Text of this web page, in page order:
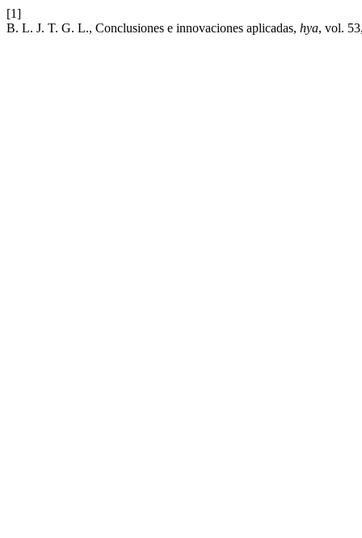
[1]
B. L. J. T. G. L., Conclusiones e innovaciones aplicadas, hya, vol.